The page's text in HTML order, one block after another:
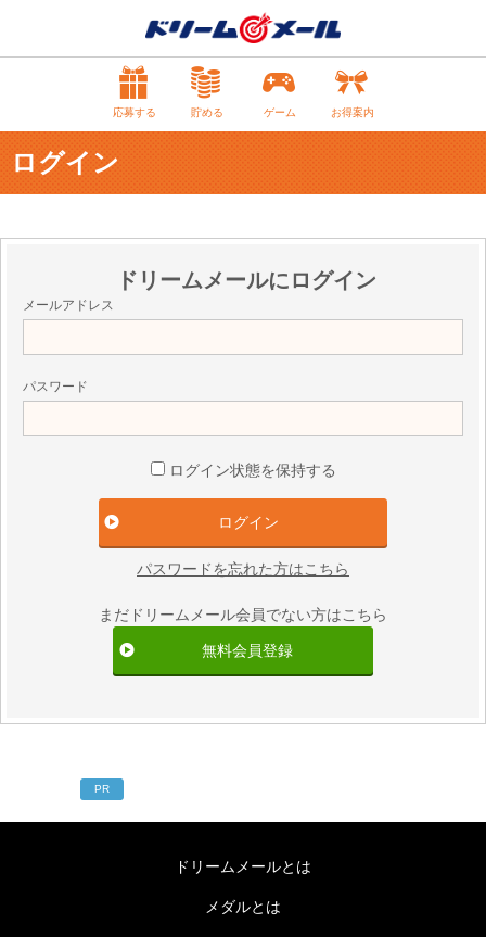
応募する 貯める ゲーム お得案内
ログイン
ドリームメールにログイン
メールアドレス
パスワード
ログイン状態を保持する
パスワードを忘れた方はこちら
まだドリームメール会員でない方はこちら
無料会員登録
PR
ドリームメールとは
メダルとは